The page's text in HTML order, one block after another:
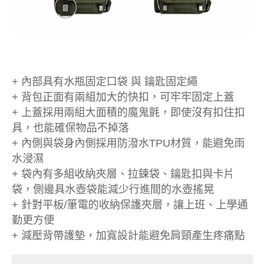
+ 內部具有水瓶固定口袋 與 鑰匙固定繩
+ 背包正面有兩組加大的快扣，可牢牢固定上蓋
+ 上蓋採用兩組大面積的魔鬼氈，即使沒有扣住扣
具，也能確保物品不掉落
+ 內側與袋身內側採用防潑水TPU材質，能避免雨
水浸濕
+ 袋內有多組收納夾層、拉鍊袋、鑰匙扣與卡片
袋，側邊具水壺袋能減少行進間的水壺搖晃
+ 針對平板/筆電的收納保護夾層，讓上班、上學通
勤更方便
+ 減壓背帶護墊，加寬設計能避免肩頸產生疼痛點